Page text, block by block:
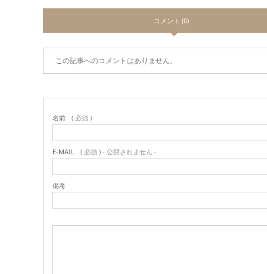
コメント (0)
この記事へのコメントはありません。
名前 ( 必須 )
E-MAIL ( 必須 ) - 公開されません -
備考